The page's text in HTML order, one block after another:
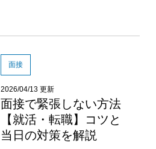
面接
2026/04/13 更新
面接で緊張しない方法
【就活・転職】コツと
当日の対策を解説